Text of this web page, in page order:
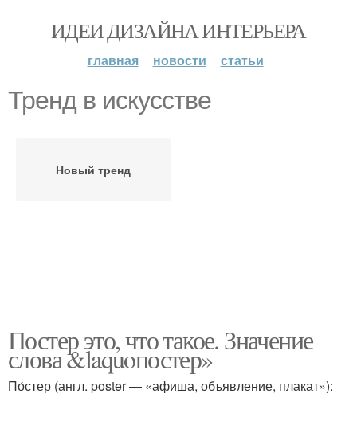
ИДЕИ ДИЗАЙНА ИНТЕРЬЕРА
главная новости статьи
Тренд в искусстве
Новый тренд
Постер это, что такое. Значение
слова &laquoпостер»
По́стер (англ. poster — «афиша, объявление, плакат»):